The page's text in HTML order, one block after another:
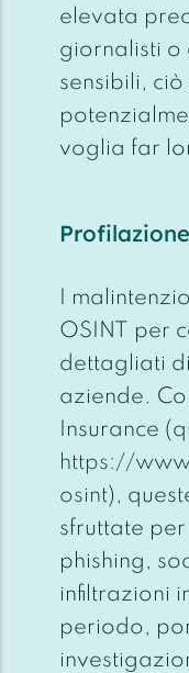
elevata
giornalisti o
sensibili, ciò
voglia far
I
OSINT per
dettagliati
aziende.
Insurance
https://
osint),
sfruttate
phishing,
infiltrazioni
periodo,